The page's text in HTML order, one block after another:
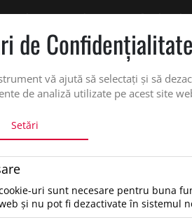
de pret personalizata pe
SERVICII PERSONALIZARE
GRS RECYCLED CITY BACKPACK 16L
Recanvas
city
de Confidenţialitate
vă ajută să selectați și să
de analiză utilizate pe acest site
Setări
uri sunt necesare pentru buna
și nu pot fi dezactivate în sistemul